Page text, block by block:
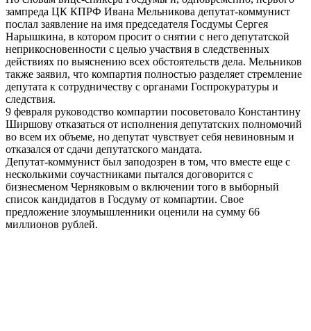
зампреда ЦК КПРФ Ивана Мельникова депутат-коммунист
послал заявление на имя председателя Госдумы Сергея
Нарышкина, в котором просит о снятии с него депутатской
неприкосновенности с целью участвия в следственных
действиях по выяснению всех обстоятельств дела. Мельников
также заявил, что компартия полностью разделяет стремление
депутата к сотрудничеству с органами Госпрокуратуры и
следствия.
9 февраля руководство компартии посоветовало Константину
Ширшову отказаться от исполнения депутатских полномочий
во всем их объеме, но депутат чувствует себя невиновным и
отказался от сдачи депутатского мандата.
Депутат-коммунист был заподозрен в том, что вместе еще с
несколькими соучастниками пытался договорится с
бизнесменом Черняковым о включении того в выборный
список кандидатов в Госдуму от компартии. Свое
предложение злоумышленники оценили на сумму 66
миллионов рублей.